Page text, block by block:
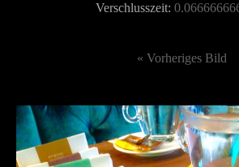
Verschlusszeit:
« Vorheriges Bild